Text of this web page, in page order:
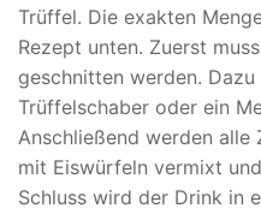
Trüffel. Die exakten
Rezept unten. Zuerst
geschnitten werden.
Trüffelschaber oder ein
Anschließend werden alle
mit Eiswürfeln vermixt
Schluss wird der Drink in